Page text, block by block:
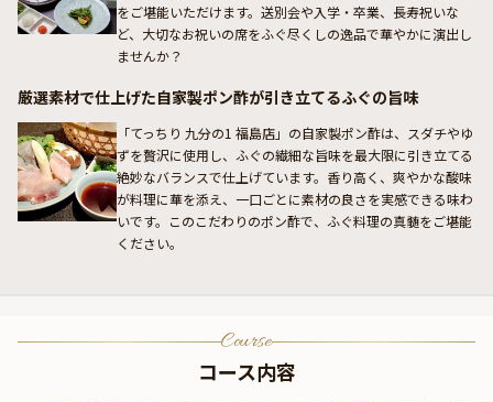
をご堪能いただけます。送別会や入学・卒業、長寿祝いな
ど、大切なお祝いの席をふぐ尽くしの逸品で華やかに演出し
ませんか？
厳選素材で仕上げた自家製ポン酢が引き立てるふぐの旨味
「てっちり 九分の1 福島店」の自家製ポン酢は、スダチやゆ
ずを贅沢に使用し、ふぐの繊細な旨味を最大限に引き立てる
絶妙なバランスで仕上げています。香り高く、爽やかな酸味
が料理に華を添え、一口ごとに素材の良さを実感できる味わ
いです。このこだわりのポン酢で、ふぐ料理の真髄をご堪能
ください。
Course
コース内容